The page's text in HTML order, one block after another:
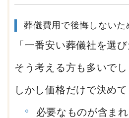
葬儀費用で後悔しないた
「一番安い葬儀社を選び
そう考える方も多いでし
しかし価格だけで決めて
必要なものが含ま